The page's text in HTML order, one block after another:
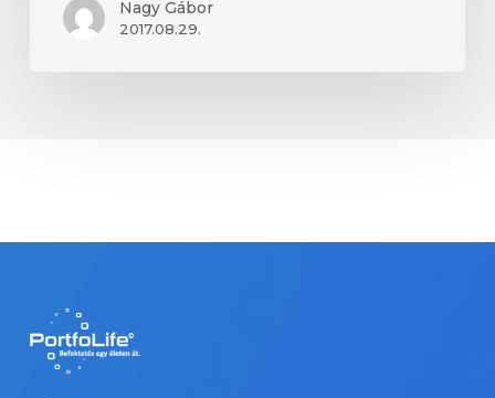
Nagy Gábor
2017.08.29.